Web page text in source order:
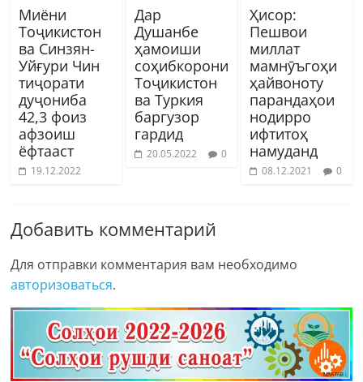
Миёни
Тоҷикистон
ва Синзян-
Уйғури Чин
тиҷорати
дуҷониба
42,3 фоиз
афзоиш
ёфтааст
19.12.2022
Дар
Душанбе
ҳамоиши
соҳибкорони
Тоҷикистон
ва Туркия
баргузор
гардид
20.05.2022 0
Ҳисор:
Пешвои
миллат
мамнӯъгоҳи
ҳайвоноту
парандаҳои
нодирро
ифтитоҳ
намуданд
08.12.2021 0
Добавить комментарий
Для отправки комментария вам необходимо
авторизоваться.